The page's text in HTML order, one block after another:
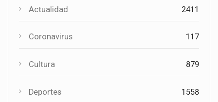
Actualidad 2411
Coronavirus 117
Cultura 879
Deportes 1558